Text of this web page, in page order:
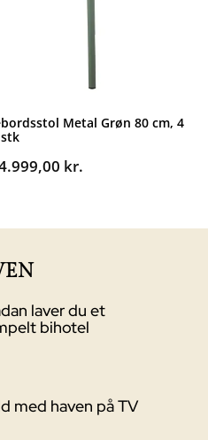
Metal Grøn 80 cm, 4
stk
kr.
laver du et
bihotel
med haven på TV